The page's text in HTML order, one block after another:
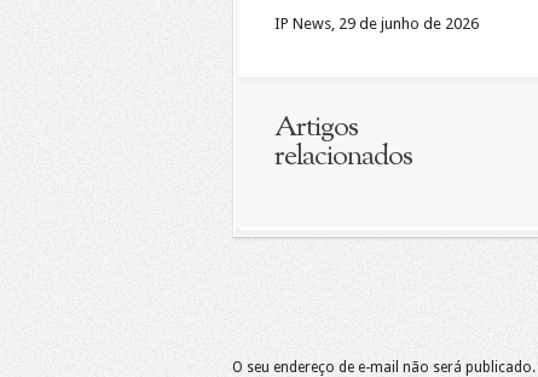
IP News, 29 de junho de 2026
Artigos
relacionados
O seu endereço de e-mail não será publicado.